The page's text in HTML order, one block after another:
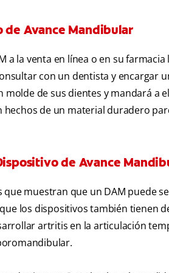
Avance Mandibular
a la venta en línea o en su
con un dentista y encargar
de sus dientes y mandará a
hechos de un material duradero
de Avance
muestran que un DAM puede
los dispositivos también tienen
artritis en la articulación